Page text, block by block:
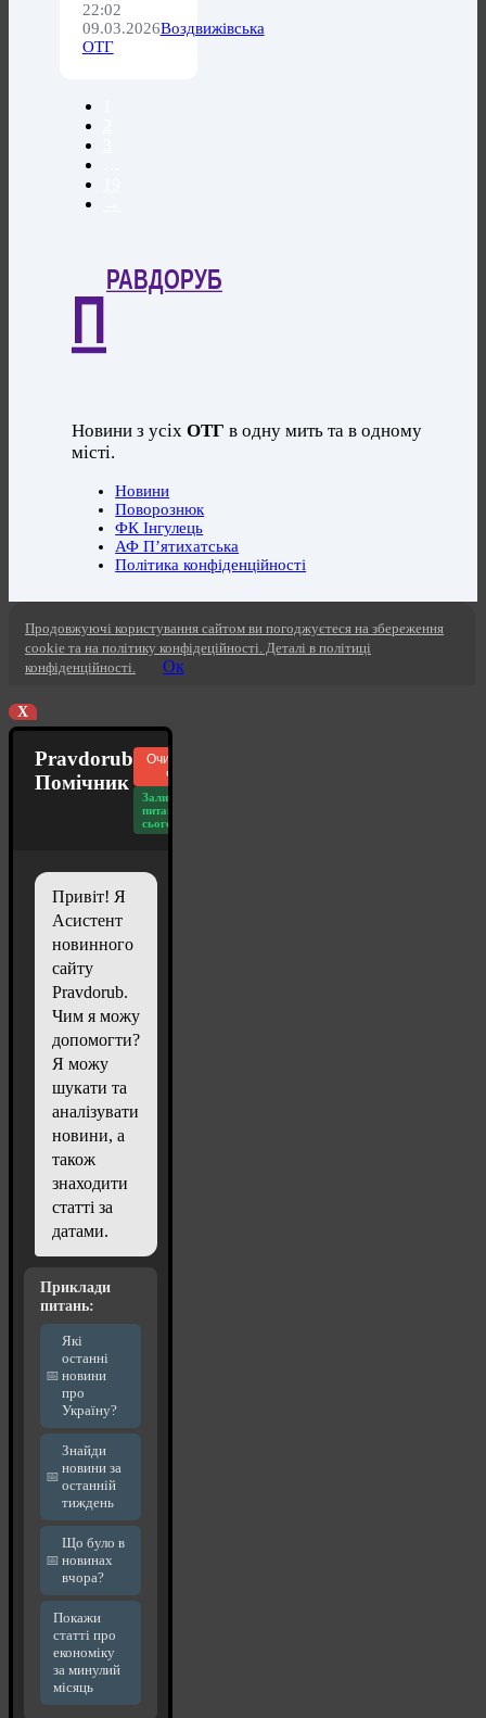
22:02
09.03.2026Воздвижівська
ОТГ
П
РАВДОРУБ
Новини з усіхОТГ в одну мить та в одному
місті.
Новини
Поворознюк
ФК Інгулець
АФ П’ятихатська
Політика конфіденційності
Продовжуючі користування сайтом ви погоджуєтеся на збереження
cookie та на політику конфідеційності. Деталі в політиці
конфіденційності.
Ок
X
Pravdorub
Помічник
Очистити
чат
Залишилось
питань
сьогодні: 20
Привіт! Я
Асистент
новинного
сайту
Pravdorub.
Чим я можу
допомогти?
Я можу
шукати та
аналізувати
новини, а
також
знаходити
статті за
датами.
Приклади
питань:
Які
останні
новини
про
Україну?
Знайди
новини за
останній
тиждень
Що було в
новинах
вчора?
Покажи
статті про
економіку
за минулий
місяць